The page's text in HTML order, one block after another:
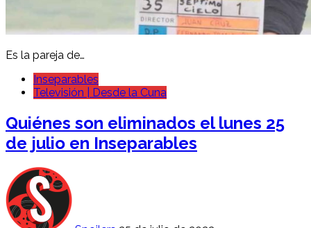
Es la pareja de…
Inseparables
Televisión | Desde la Cuna
Quiénes son eliminados el lunes 25
de julio en Inseparables